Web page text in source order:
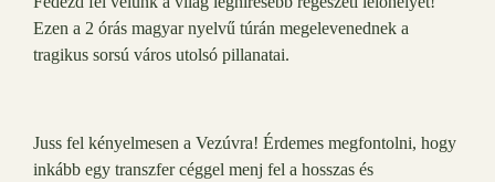
Ezen a 2 órás magyar nyelvű túrán megelevenednek a
tragikus sorsú város utolsó pillanatai.
Juss fel kényelmesen a Vezúvra! Érdemes megfontolni, hogy
inkább egy transzfer céggel menj fel a hosszas és